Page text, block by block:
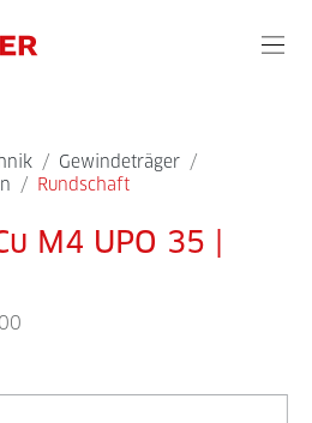
/ Gewindeträger /
/ Rundschaft
M4 UPO 35 |